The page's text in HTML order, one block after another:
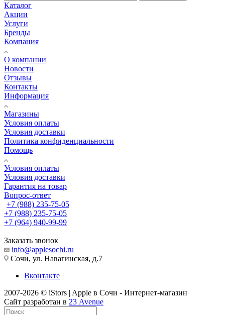
Каталог
Акции
Услуги
Бренды
Компания
О компании
Новости
Отзывы
Контакты
Информация
Магазины
Условия оплаты
Условия доставки
Политика конфиденциальности
Помощь
Условия оплаты
Условия доставки
Гарантия на товар
Вопрос-ответ
+7 (988) 235-75-05
+7 (988) 235-75-05
+7 (964) 940-99-99
Заказать звонок
info@applesochi.ru
Сочи, ул. Навагинская, д.7
Вконтакте
2007-2026 © iStors | Apple в Сочи - Интернет-магазин
Сайт разработан в 23 Avenue